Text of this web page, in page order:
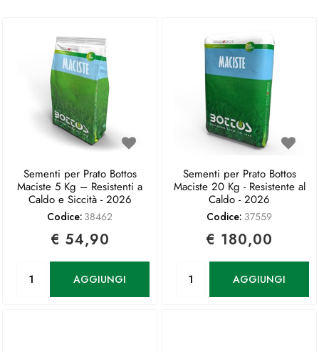
Sementi per Prato Bottos
Maciste 5 Kg – Resistenti a
Caldo e Siccità - 2026
Codice: 38462
€ 54,90
AGGIUNGI
Sementi per Prato Bottos
Maciste 20 Kg - Resistente al
Caldo - 2026
Codice: 37559
€ 180,00
AGGIUNGI